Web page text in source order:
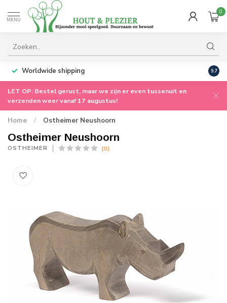
MENU
0
Worldwide shipping 9.7
LET OP: Bestel gerust, maar we zijn er even tussenuit en
verzenden weer vanaf 17 augustus!
Home / Ostheimer Neushoorn
Ostheimer Neushoorn
OSTHEIMER (0)